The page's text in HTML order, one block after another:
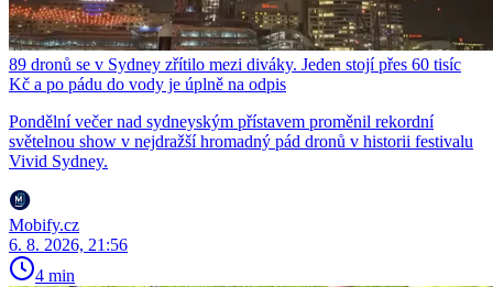
89 dronů se v Sydney zřítilo mezi diváky. Jeden stojí přes 60 tisíc
Kč a po pádu do vody je úplně na odpis
Pondělní večer nad sydneyským přístavem proměnil rekordní
světelnou show v nejdražší hromadný pád dronů v historii festivalu
Vivid Sydney.
Mobify.cz
6. 8. 2026, 21:56
4 min